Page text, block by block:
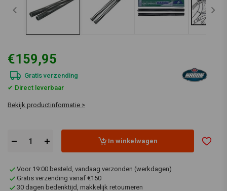
€159,95
Gratis verzending
✔ Direct leverbaar
Bekijk productinformatie >
In winkelwagen
Voor 19:00 besteld, vandaag verzonden (werkdagen)
Gratis verzending vanaf €150
30 dagen bedenktijd, makkelijk retourneren